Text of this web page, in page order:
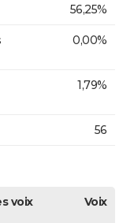
56,25%
0,00%
1,79%
56
voix Voix